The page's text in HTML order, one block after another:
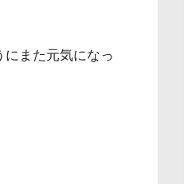
また元気になっ